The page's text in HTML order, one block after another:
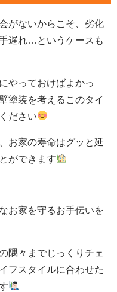
がないからこそ、劣化
遅れ…というケースも
やっておけばよかっ
塗装を考えるこのタイ
ださい
お家の寿命はグッと延
ができます
お家を守るお手伝いを
隅々までじっくりチェ
フスタイルに合わせた